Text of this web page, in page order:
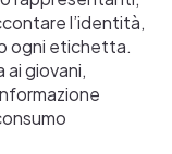
l’identità,
ogni etichetta.
ai giovani,